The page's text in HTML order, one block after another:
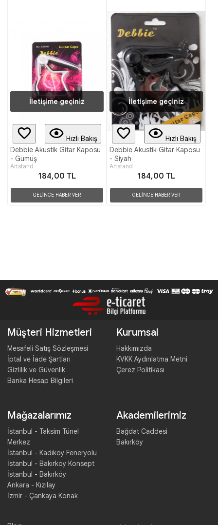
İletişime geçiniz
Hızlı Bakış
Debbie Akustik Gitar Kaposu
- Gümüş
Artstand
184,00 TL
GELİNCE HABER VER
İletişime geçiniz
Hızlı Bakış
Debbie Akustik Gitar Kaposu
- Siyah
Artstand
184,00 TL
GELİNCE HABER VER
Müşteri Hizmetleri
Mesafeli Satış Sözleşmesi
İptal ve İade Şartları
Gizlilik ve Güvenlik
Banka Hesap Bilgileri
Kurumsal
Hakkımızda
KVKK Aydınlatma Metni
Çerez Politikası
Mağazalarımız
İstanbul - Taksim Tünel
Merkez
İstanbul - Kadıköy Feneryolu
İstanbul - Bakırköy Konsept
İstanbul - Bakırköy
Ankara - Kızılay
İzmir - Çankaya Konak
Akademilerimiz
Bağdat Caddesi
Bakırköy